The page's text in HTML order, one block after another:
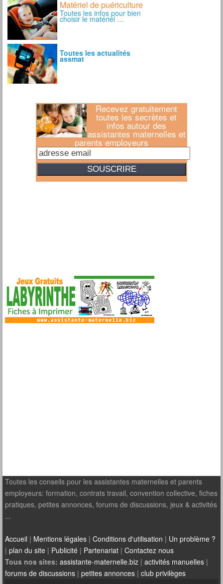
Recevez gratuitement
toutes les secrètes et
infos autour des
assistantes maternelles et
parents employeurs
Toutes les conseils pour les assistantes maternelles et parents
employeurs: formation, contrats travail, convention collective, fiches
pratiques, petites annonces, forums de discussions, jeux & activités
...
Accueil | Mentions légales | Conditions d'utilisation | Un problème ?
| plan du site | Publicité | Partenariat | Contactez nous
Tous nos sites: assistante-maternelle.biz | activités manuelles |
forums de discussions | petites annonces | club privilèges